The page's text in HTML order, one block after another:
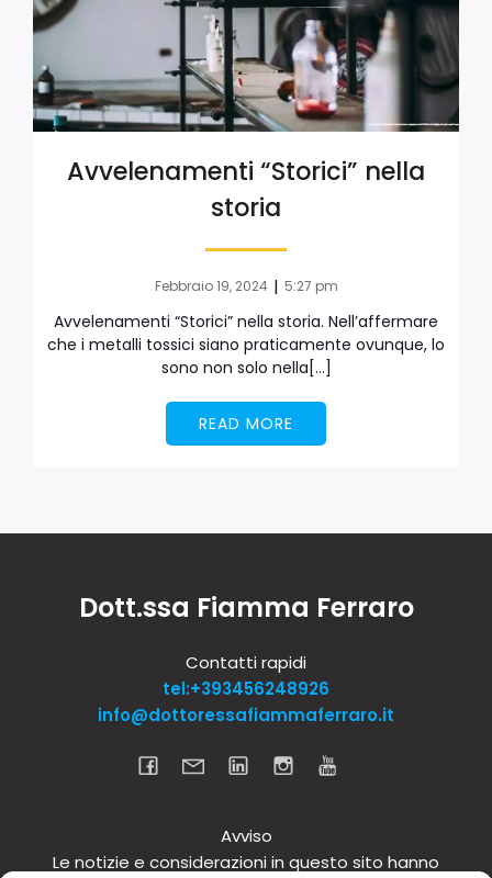
Avvelenamenti “Storici” nella
storia
Febbraio 19, 2024 | 5:27 pm
Avvelenamenti “Storici” nella storia. Nell’affermare
che i metalli tossici siano praticamente ovunque, lo
sono non solo nella[…]
READ MORE
Dott.ssa Fiamma Ferraro
Contatti rapidi
tel:+393456248926
info@dottoressafiammaferraro.it
Avviso
Le notizie e considerazioni in questo sito hanno